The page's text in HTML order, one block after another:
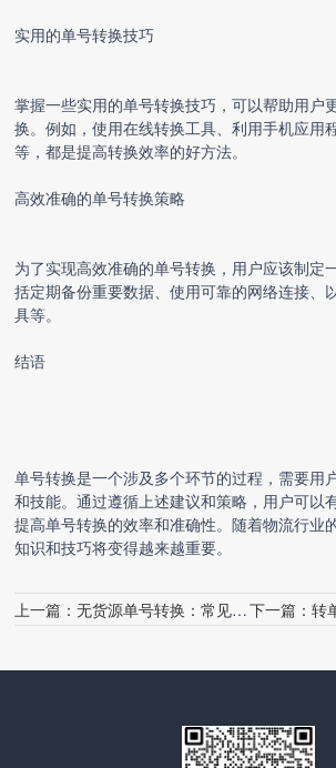
实用的单号转换技巧
掌握一些实用的单号转换技巧，可以帮助用户
换。例如，使用在线转换工具、利用手机应用
等，都是提高转换效率的好方法。
高效准确的单号转换策略
为了实现高效准确的单号转换，用户应该制定
括定期备份重要数据、使用可靠的网络连接、
具等。
结语
单号转换是一个涉及多个环节的过程，需要用
和技能。通过遵循上述建议和策略，用户可以
提高单号转换的效率和准确性。随着物流行业
知识和技巧将变得越来越重要。
上一篇：无货源单号转换：常见问题与解决策略 下一篇： 转